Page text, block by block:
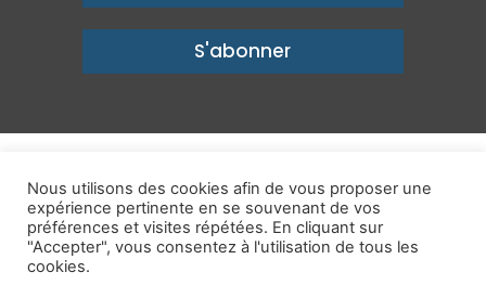
S'abonner
un avenir prospère
Mentions légales-Politique de confidentialité-Contact
Publications
Nous utilisons des cookies afin de vous proposer une
expérience pertinente en se souvenant de vos
préférences et visites répétées. En cliquant sur
"Accepter", vous consentez à l'utilisation de tous les
cookies.